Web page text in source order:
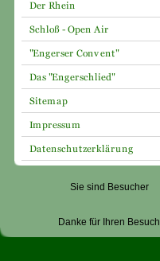
Sie sind Besucher
Danke für Ihren Besuch